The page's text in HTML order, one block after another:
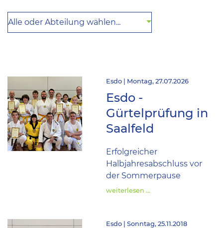
Alle oder Abteilung wählen...
Esdo | Montag, 27.07.2026
Esdo -
Gürtelprüfung in
Saalfeld
Erfolgreicher
Halbjahresabschluss vor
der Sommerpause
weiterlesen …
Esdo | Sonntag, 25.11.2018